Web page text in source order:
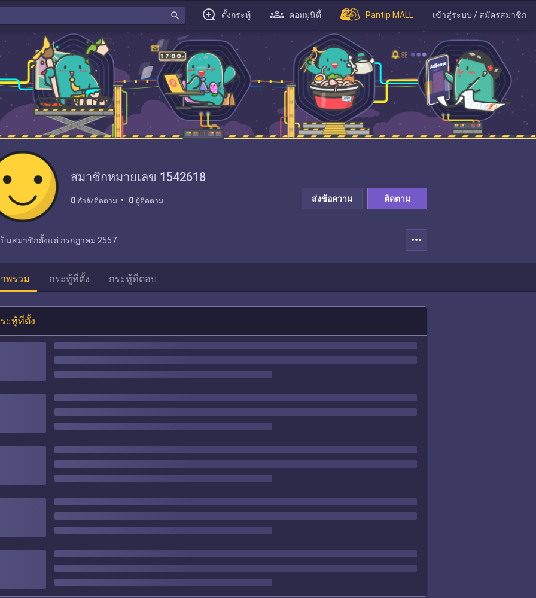
search ตั้งกระทู้ คอมมูนิตี้ Pantip MALL เข้าสู่ระบบ / สมัครสมาชิก
สมาชิกหมายเลข 1542618
0 กำลังติดตาม 0 ผู้ติดตาม ส่งข้อความ ติดตาม
ป็นสมาชิกตั้งแต่ กรกฎาคม 2557 more_horiz
พรวม กระทู้ที่ตั้ง กระทู้ที่ตอบ
ะทู้ที่ตั้ง